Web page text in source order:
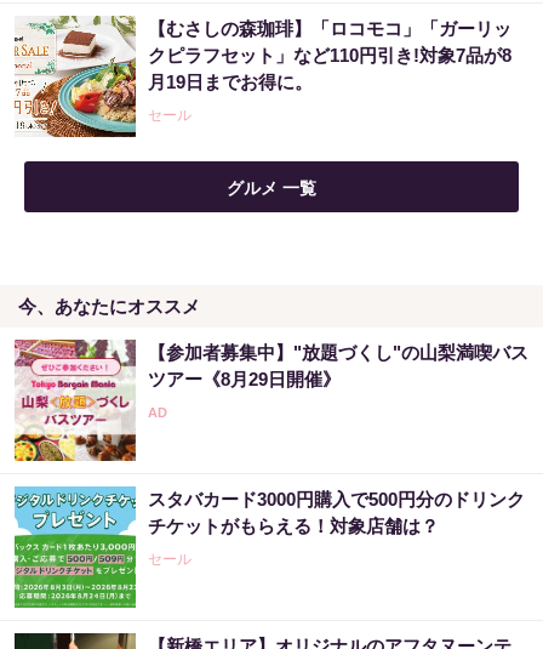
【昭和43年以前生まれはロト６この数字を買
うべき】6つの数字が「完全一致」する方...
PR（株式会社MURA）
カードローン地獄から抜け出したい人は、返
PR（合同会社デジタルファーム ）
ない『返済停止して減額・免除する方法』で...
PR（渋谷法務総合事務所）
【むさしの森珈琲】「ロコモコ」「ガーリッ
クピラフセット」など110円引き!対象7品が8
月19日までお得に。
セール
グルメ 一覧
今、あなたにオススメ
【参加者募集中】"放題づくし"の山梨満喫バス
ツアー《8月29日開催》
スタバカード3000円購入で500円分のドリンク
チケットがもらえる！対象店舗は？
セール